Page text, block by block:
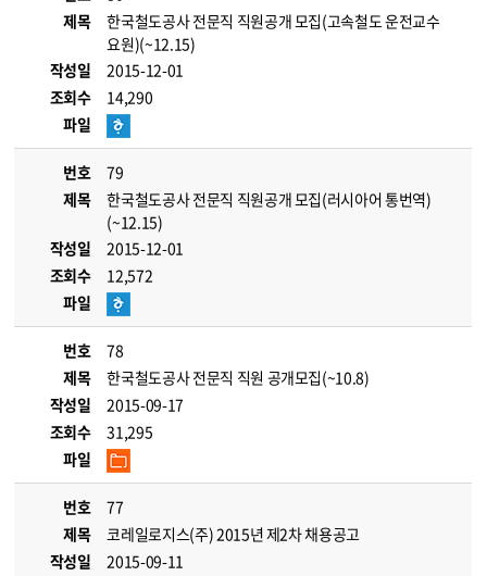
제목
한국철도공사 전문직 직원공개 모집(고속철도 운전교수
요원)(~12.15)
작성일
2015-12-01
조회수
14,290
파일
번호
79
제목
한국철도공사 전문직 직원공개 모집(러시아어 통번역)
(~12.15)
작성일
2015-12-01
조회수
12,572
파일
번호
78
제목
한국철도공사 전문직 직원 공개모집(~10.8)
작성일
2015-09-17
조회수
31,295
파일
번호
77
제목
코레일로지스(주) 2015년 제2차 채용공고
작성일
2015-09-11